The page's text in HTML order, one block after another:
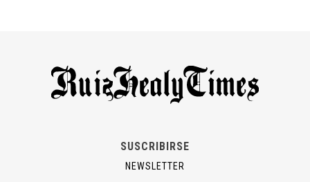
SUSCRIBIRSE
NEWSLETTER